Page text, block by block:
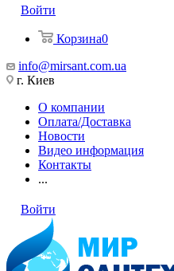
Войти
Корзина0
info@mirsant.com.ua
г. Киев
О компании
Оплата/Доставка
Новости
Видео информация
Контакты
...
Войти